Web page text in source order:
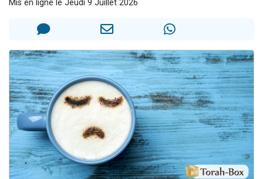
12 nouvelles musiques dans Torah-Box Music
2 personnes viennent de nous rejoindre sur WhatsApp
Mis en ligne le Jeudi 9 Juillet 2026